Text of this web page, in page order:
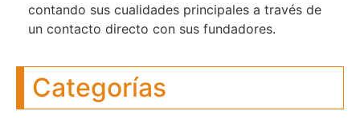
contando sus cualidades principales a través de
un contacto directo con sus fundadores.
Categorías